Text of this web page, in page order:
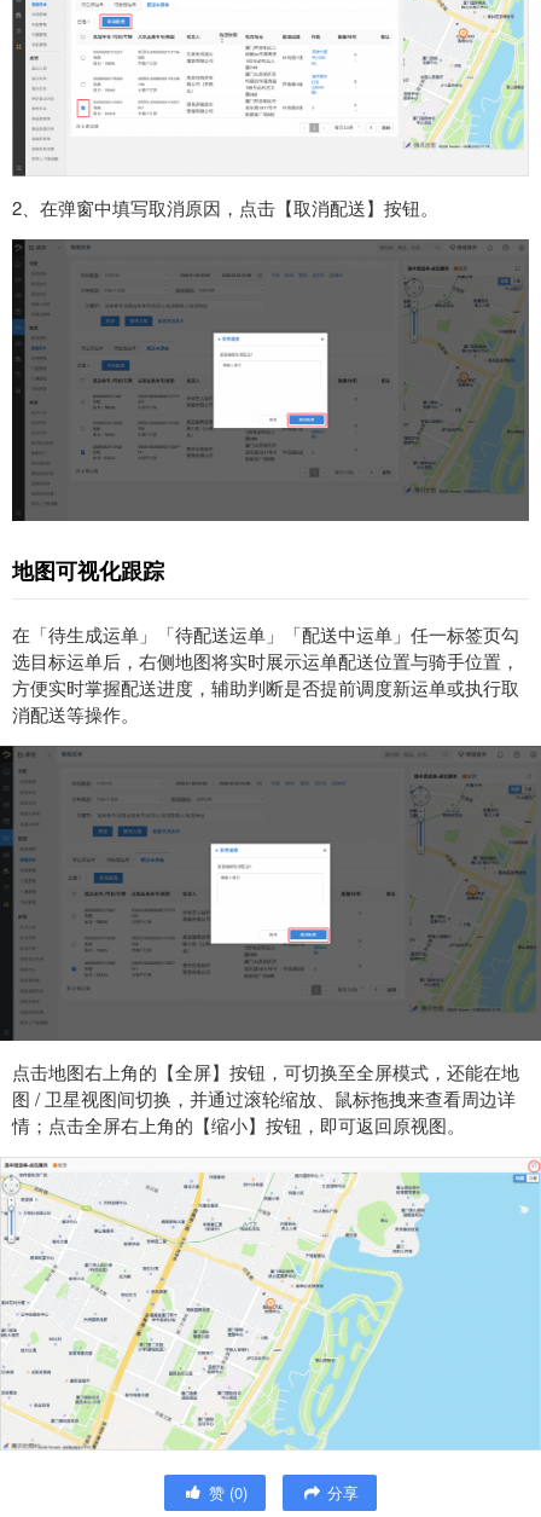
2、在弹窗中填写取消原因，点击【取消配送】按钮。
地图可视化跟踪
在「待生成运单」「待配送运单」「配送中运单」任一标签页勾
选目标运单后，右侧地图将实时展示运单配送位置与骑手位置，
方便实时掌握配送进度，辅助判断是否提前调度新运单或执行取
消配送等操作。
点击地图右上角的【全屏】按钮，可切换至全屏模式，还能在地
图 / 卫星视图间切换，并通过滚轮缩放、鼠标拖拽来查看周边详
情；点击全屏右上角的【缩小】按钮，即可返回原视图。
赞 (0) 分享